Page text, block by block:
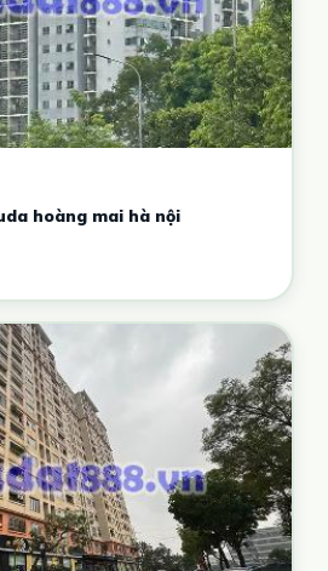
hoàng mai hà nội